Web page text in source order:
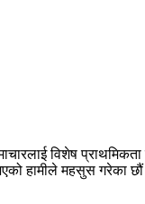
विशेष
हामीले महसुस गरेका